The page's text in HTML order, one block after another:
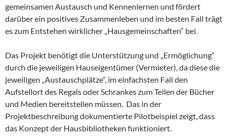
gemeinsamen Austausch und Kennenlernen und fördert
darüber ein positives Zusammenleben und im besten Fall trägt
es zum Entstehen wirklicher „Hausgemeinschaften“ bei.
Das Projekt benötigt die Unterstützung und „Ermöglichung“
durch die jeweiligen Hauseigentümer (Vermieter), da diese die
jeweiligen „Austauschplätze“, im einfachsten Fall den
Aufstellort des Regals oder Schrankes zum Teilen der Bücher
und Medien bereitstellen müssen. Das in der
Projektbeschreibung dokumentierte Pilotbeispiel zeigt, dass
das Konzept der Hausbibliotheken funktioniert.